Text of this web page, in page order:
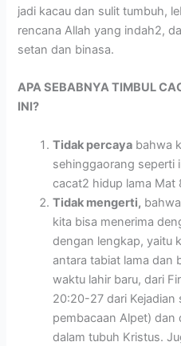
jadi kacau dan sulit tumbuh,
rencana Allah yang indah2,
setan dan binasa.
APA SEBABNYA TIMBUL
INI?
Tidak percaya bahwa
sehinggaorang seperti
cacat2 hidup lama Mat
Tidak mengerti,
kita bisa menerima
dengan lengkap, yaitu
antara tabiat lama dan
waktu lahir baru, dari
20:20-27 dari Kejadian
pembacaan Alpet)
dalam tubuh Kristus.